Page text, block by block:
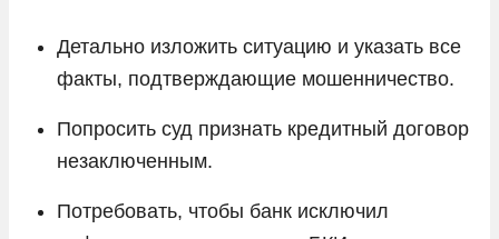
Детально изложить ситуацию и указать все
факты, подтверждающие мошенничество.
Попросить суд признать кредитный договор
незаключенным.
Потребовать, чтобы банк исключил